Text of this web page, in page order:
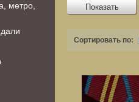
метро,
Показать
Сортировать по: